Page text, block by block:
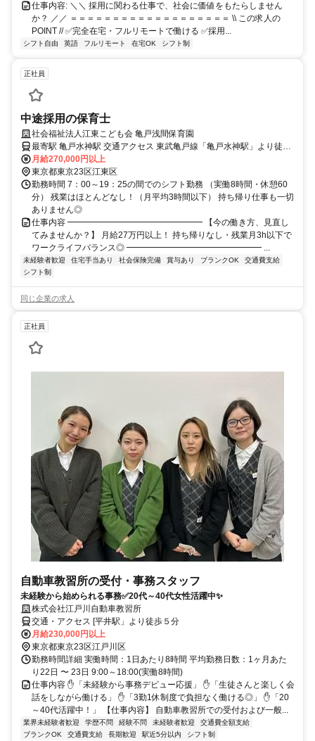
仕事内容: ＼＼ 採用に関わる仕事で、社会に価値をもたらしません
か？ ／／ ＝＝＝＝＝＝＝＝＝＝＝＝＝＝＝＝＝＝＝ \\ この求人の
POINT // ✅完全在宅・フルリモートで働ける ✅採用...
シフト自由 英語 フルリモート 在宅OK シフト制
正社員
中途採用の保育士
社会福祉法人江東こども会 亀戸浅間保育園
最寄駅 亀戸水神駅 交通アクセス 東武亀戸線「亀戸水神駅」より徒歩
5分 JR総武線「亀戸駅」より徒歩13分 都営バス「 亀戸9丁目バス
停」より徒歩2分
月給270,000円以上
東京都東京23区江東区
勤務時間 7：00～19：25の間でのシフト勤務 （実働8時間・休憩60
分） 残業はほとんどなし！（月平均3時間以下） 持ち帰り仕事も一切
ありません◎
仕事内容 ━━━━━━━━━━━━━━━━ 【今の働き方、見直し
てみませんか？】 月給27万円以上！ 持ち帰りなし・残業月3h以下で
ワークライフバランス◎ ━━━━━━━━━━━━━━━━ ...
未経験者歓迎 住宅手当あり 社会保険完備 賞与あり ブランクOK
交通費支給
シフト制
同じ企業の求人
正社員
自動車教習所の受付・事務スタッフ
未経験から始められる事務✅20代～40代女性活躍中✨
株式会社江戸川自動車教習所
交通・アクセス [平井駅」より徒歩５分
月給230,000円以上
東京都東京23区江戸川区
勤務時間詳細 実働時間：1日あたり8時間 平均勤務日数：1ヶ月あた
り22日 〜 23日 9:00～18:00(実働8時間)
仕事内容 ✋「未経験から事務デビュー応援」 ✋「生徒さんと楽しく会
話をしながら働ける」 ✋「3勤1休制度で負担なく働ける◎」 ✋「20
～40代活躍中！」 【仕事内容】 自動車教習所での受付および一般...
業界未経験者歓迎 学歴不問 経験不問 未経験者歓迎
交通費全額支給
ブランクOK
交通費支給 長期歓迎 駅近5分以内 シフト制